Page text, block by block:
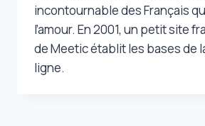
incontournable des Français
l’amour. En 2001, un petit site
de Meetic établit les bases de
ligne.